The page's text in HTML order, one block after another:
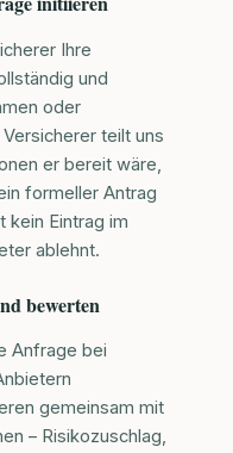
Ihre
und
oder
teilt uns
er bereit wäre,
formeller Antrag
Eintrag im
ablehnt.
bewerten
Anfrage bei
gemeinsam mit
– Risikozuschlag,